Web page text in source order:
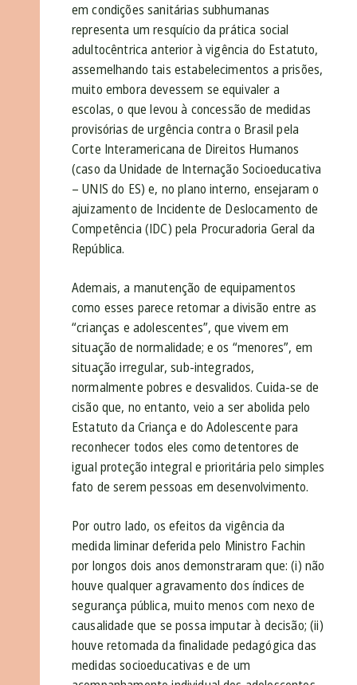
em condições sanitárias subhumanas
representa um resquício da prática social
adultocêntrica anterior à vigência do Estatuto,
assemelhando tais estabelecimentos a prisões,
muito embora devessem se equivaler a
escolas, o que levou à concessão de medidas
provisórias de urgência contra o Brasil pela
Corte Interamericana de Direitos Humanos
(caso da Unidade de Internação Socioeducativa
– UNIS do ES) e, no plano interno, ensejaram o
ajuizamento de Incidente de Deslocamento de
Competência (IDC) pela Procuradoria Geral da
República.
Ademais, a manutenção de equipamentos
como esses parece retomar a divisão entre as
“crianças e adolescentes”, que vivem em
situação de normalidade; e os “menores”, em
situação irregular, sub-integrados,
normalmente pobres e desvalidos. Cuida-se de
cisão que, no entanto, veio a ser abolida pelo
Estatuto da Criança e do Adolescente para
reconhecer todos eles como detentores de
igual proteção integral e prioritária pelo simples
fato de serem pessoas em desenvolvimento.
Por outro lado, os efeitos da vigência da
medida liminar deferida pelo Ministro Fachin
por longos dois anos demonstraram que: (i) não
houve qualquer agravamento dos índices de
segurança pública, muito menos com nexo de
causalidade que se possa imputar à decisão; (ii)
houve retomada da finalidade pedagógica das
medidas socioeducativas e de um